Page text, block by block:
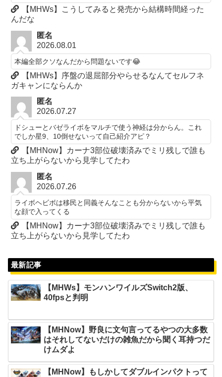
【MHWs】こうしてみると発売から結構時間経った
んだな
匿名
2026.08.01
本編全部クソなんだから問題ないです😂
【MHWs】序盤の退屈部分やらせるなんてセルフネ
ガキャンにならんか
匿名
2026.07.27
ドシューとバゼライボをマルチで使う神経は分からん。これ
でしか星9、10倒せないって自己紹介アピ？
【MHNow】カーナ3部位破壊済みでミリ残しで誰も
立ち上がらないから見学してたわ
匿名
2026.07.26
ライボヘビボは移民と同義そんなことも分からないから平気
な顔で入ってくる
【MHNow】カーナ3部位破壊済みでミリ残しで誰も
立ち上がらないから見学してたわ
最新記事
【MHWs】モンハンワイルズSwitch2版、
40fpsと判明
【MHNow】野良に文句言ってるやつの大多数
はそれしてないだけの雑魚だから聞く耳持つだ
けムダよ
【MHNow】もしかしてダブルインパクトって